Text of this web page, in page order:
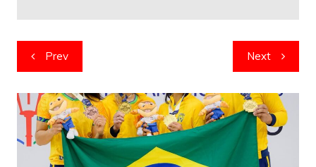
Navegação
de
artigos
Prev Next